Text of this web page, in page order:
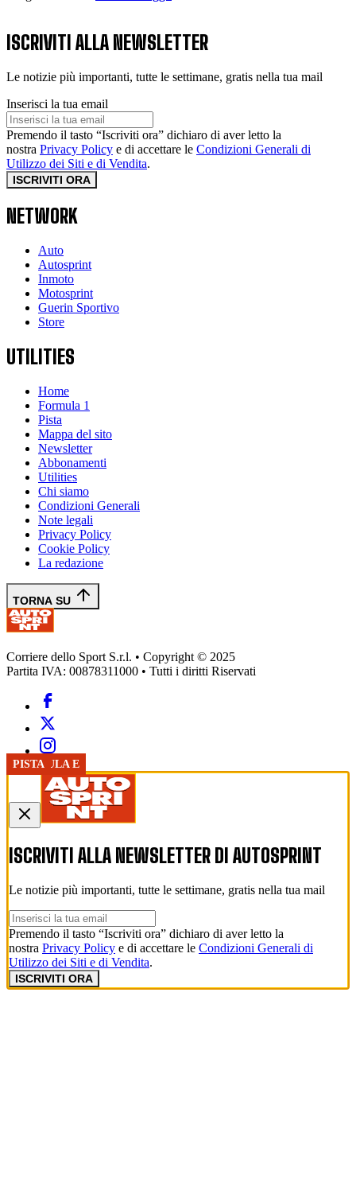
FORMULA E
FORMULA E
FORMULA E
FORMULA E
FORMULA E
FORMULA E
FORMULA E
PISTA
ISCRIVITI ALLA NEWSLETTER
Le notizie più importanti, tutte le settimane, gratis nella tua mail
Inserisci la tua email
Premendo il tasto “Iscriviti ora” dichiaro di aver letto la
nostra Privacy Policy e di accettare le Condizioni Generali di
Utilizzo dei Siti e di Vendita.
ISCRIVITI ORA
NETWORK
Auto
Autosprint
Inmoto
Motosprint
Guerin Sportivo
Store
UTILITIES
Home
Formula 1
Pista
Mappa del sito
Newsletter
Abbonamenti
Utilities
Chi siamo
Condizioni Generali
Note legali
Privacy Policy
Cookie Policy
La redazione
TORNA SU
Corriere dello Sport S.r.l. • Copyright © 2025
Partita IVA: 00878311000 • Tutti i diritti Riservati
ISCRIVITI ALLA NEWSLETTER DI AUTOSPRINT
Le notizie più importanti, tutte le settimane, gratis nella tua mail
Premendo il tasto “Iscriviti ora” dichiaro di aver letto la
nostra Privacy Policy e di accettare le Condizioni Generali di
Utilizzo dei Siti e di Vendita.
ISCRIVITI ORA